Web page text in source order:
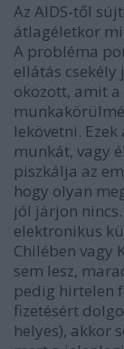
Az AIDS-től
átlagéletkor
A probléma
ellátás
okozott, amit
lekövetni.
munkát, vagy
piszkálja az
hogy olyan
jól járjon
elektronikus
Chilében vagy
sem lesz,
pedig hirtelen
fizetésért
helyes), akkor